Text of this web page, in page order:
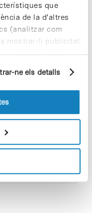
que
de la d'altres
(analitzar com
mostrar-li publicitat
perfil elaborat a
informació sobre
de cookiesdel
ne els detalls
en temps